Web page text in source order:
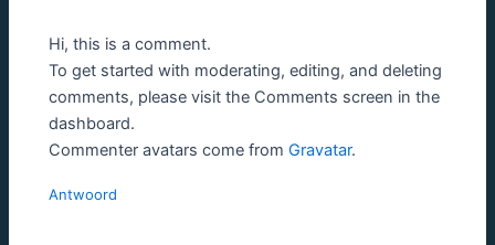
Hi, this is a comment.
To get started with moderating, editing, and deleting
comments, please visit the Comments screen in the
dashboard.
Commenter avatars come fromGravatar.
Antwoord